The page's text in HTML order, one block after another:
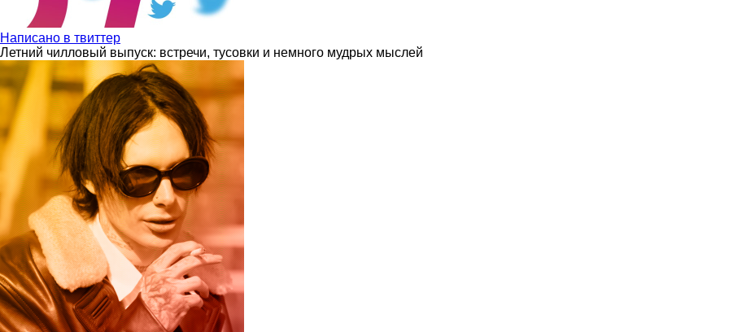
Написано в твиттер
Летний чилловый выпуск: встречи, тусовки и немного мудрых мыслей